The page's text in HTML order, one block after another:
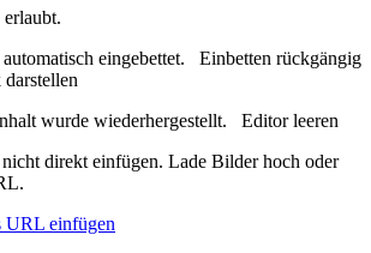
eingebettet. Einbetten rückgängig
wurde wiederhergestellt. Editor leeren
direkt einfügen. Lade Bilder hoch oder
URL einfügen